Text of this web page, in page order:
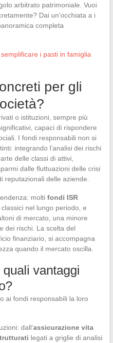
arbitrato patrimoniale. Vuoi
Dai un’occhiata a i
completa
i pasti in famiglia
per gli
o istituzioni, sempre più
capaci di rispondere
I fondi responsabili non si
integrando l’analisi dei rischi
delle classi di attivi,
dalle fluttuazioni delle crisi
reputazionali delle aziende.
molti fondi ISR
nel lungo periodo, e
di mercato, una minore
dei rischi. La scelta del
finanziario, si accompagna
quando il mercato oscilla.
vantaggi
ai fondi responsabili la loro
dall’assicurazione vita
legati a griglie di analisi